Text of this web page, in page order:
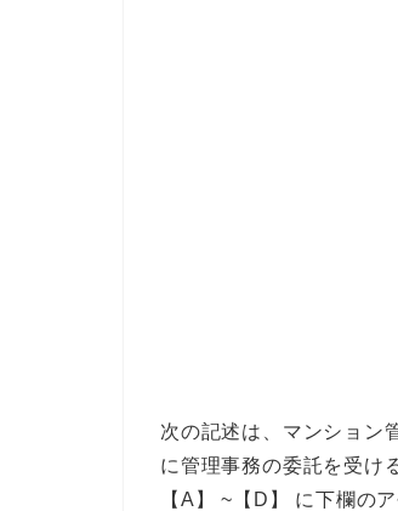
次の記述は、マンション
に管理事務の委託を受け
【A】 ~【D】 に下欄の